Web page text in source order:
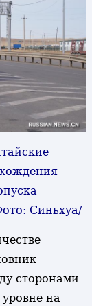
Синьхуа/
сторонами
на